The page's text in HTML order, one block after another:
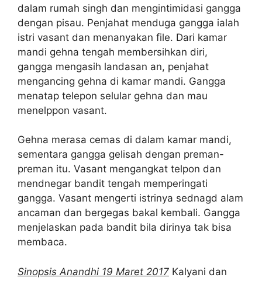
dalam rumah singh dan mengintimidasi gangga
dengan pisau. Penjahat menduga gangga ialah
istri vasant dan menanyakan file. Dari kamar
mandi gehna tengah membersihkan diri,
gangga mengasih landasan an, penjahat
mengancing gehna di kamar mandi. Gangga
menatap telepon selular gehna dan mau
menelppon vasant.
Gehna merasa cemas di dalam kamar mandi,
sementara gangga gelisah dengan preman-
preman itu. Vasant mengangkat telpon dan
mendnegar bandit tengah memperingati
gangga. Vasant mengerti istrinya sednagd alam
ancaman dan bergegas bakal kembali. Gangga
menjelaskan pada bandit bila dirinya tak bisa
membaca.
Sinopsis Anandhi 19 Maret 2017 Kalyani dan